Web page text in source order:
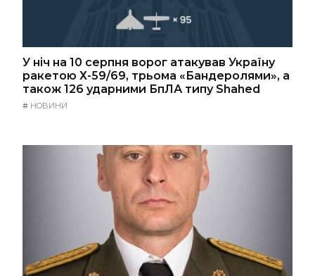
У ніч на 10 серпня ворог атакував Україну
ракетою Х-59/69, трьома «Бандеролями», а
також 126 ударними БпЛА типу Shahed
# НОВИНИ